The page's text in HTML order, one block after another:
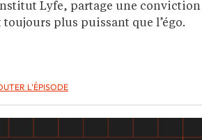
Lyfe, partage une conviction
plus puissant que l’égo.
L'ÉPISODE